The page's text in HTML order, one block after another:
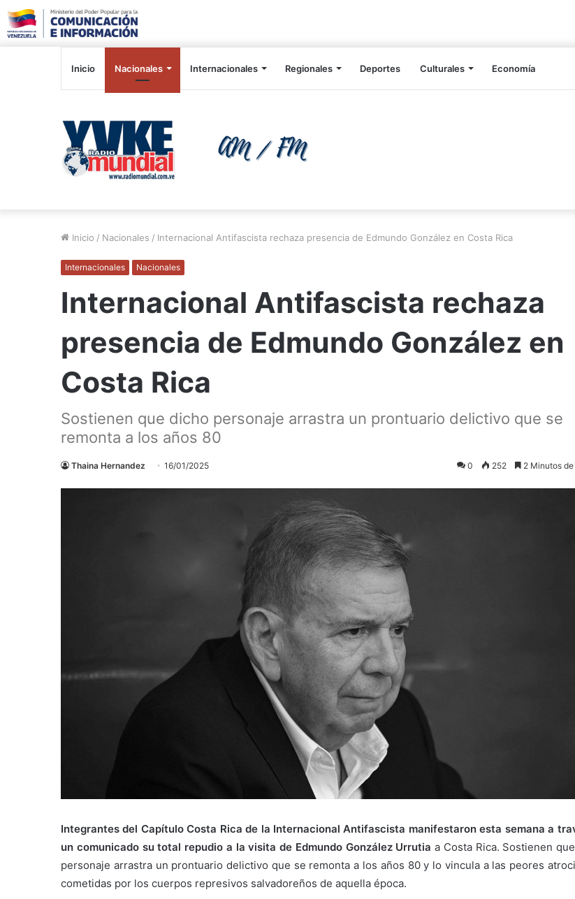
Inicio Nacionales Internacionales Regionales Deportes Culturales Economía
Inicio / Nacionales / Internacional Antifascista rechaza presencia de Edmundo González en Costa Rica
Internacionales Nacionales
Internacional Antifascista rechaza
presencia de Edmundo González en
Costa Rica
Sostienen que dicho personaje arrastra un prontuario delictivo que se
remonta a los años 80
Thaina Hernandez 16/01/2025 0 252 2 Minutos
Integrantes del Capítulo Costa Rica de la Internacional Antifascista manifestaron esta semana a
un comunicado su total repudio a la visita de Edmundo González Urrutiaa Costa Rica. Sostienen
personaje arrastra un prontuario delictivo que se remonta a los años 80 y lo vincula a las peores
cometidas por los cuerpos represivos salvadoreños de aquella época.